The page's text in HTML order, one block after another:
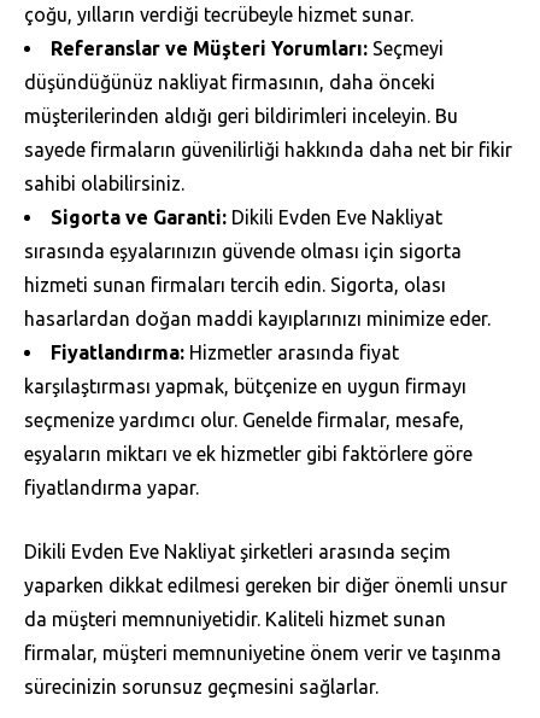
çoğu, yılların verdiği tecrübeyle hizmet sunar.
Referanslar ve Müşteri Yorumları: Seçmeyi
düşündüğünüz nakliyat firmasının, daha önceki
müşterilerinden aldığı geri bildirimleri inceleyin. Bu
sayede firmaların güvenilirliği hakkında daha net bir fikir
sahibi olabilirsiniz.
Sigorta ve Garanti: Dikili Evden Eve Nakliyat
sırasında eşyalarınızın güvende olması için sigorta
hizmeti sunan firmaları tercih edin. Sigorta, olası
hasarlardan doğan maddi kayıplarınızı minimize eder.
Fiyatlandırma: Hizmetler arasında fiyat
karşılaştırması yapmak, bütçenize en uygun firmayı
seçmenize yardımcı olur. Genelde firmalar, mesafe,
eşyaların miktarı ve ek hizmetler gibi faktörlere göre
fiyatlandırma yapar.
Dikili Evden Eve Nakliyat şirketleri arasında seçim
yaparken dikkat edilmesi gereken bir diğer önemli unsur
da müşteri memnuniyetidir. Kaliteli hizmet sunan
firmalar, müşteri memnuniyetine önem verir ve taşınma
sürecinizin sorunsuz geçmesini sağlarlar.